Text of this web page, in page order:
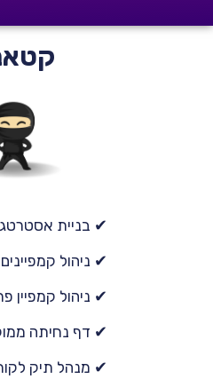
✔ בניית
✔ ניהול
✔ ניהול קמפיין
✔ דף נחיתה
✔ מנהל תיק